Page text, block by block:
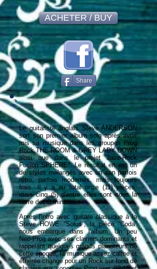
ACHETER / BUY
Share
Le guitariste anglais Steve ANDERSON
sort son premier album solo après avoir
mis sa musique dans les groupes Prog
Rock THE ROOM & GREY LADY DOWN
ainsi que dans le projet Jazz-Rock
Fusion SPHERE³. Le résultat en est un
de styles mélangés avec un son parfois
rétro, parfois modernes, mais toujours
frais. Il y a au total onze (11) pièces,
mais cinq (5) d'entre elles sont sous la
barre des 3 minutes.
Après l'intro avec guitare classique à la
Steve HOWE “Solus”, la pièce “Coda”
nous embarque dans l'album. Un peu
Neo-Prog avec ses claviers dominants et
rappelant quelques grands pianoteurs de
cette époque, la musique assez calme et
éthérée change pour un Rock sur fond de